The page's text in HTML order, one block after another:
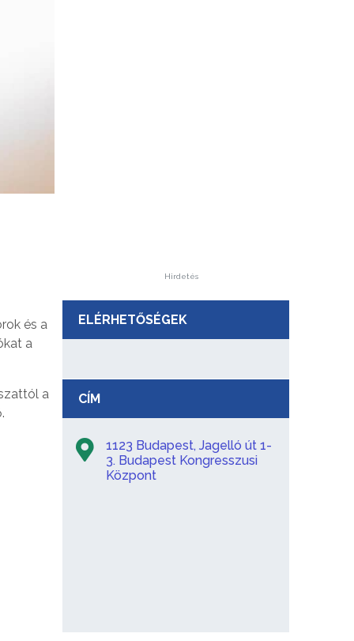
és a
a
a
Hirdetés
ELÉRHETŐSÉGEK
CÍM
1123 Budapest, Jagelló út 1-
3. Budapest Kongresszusi
Központ